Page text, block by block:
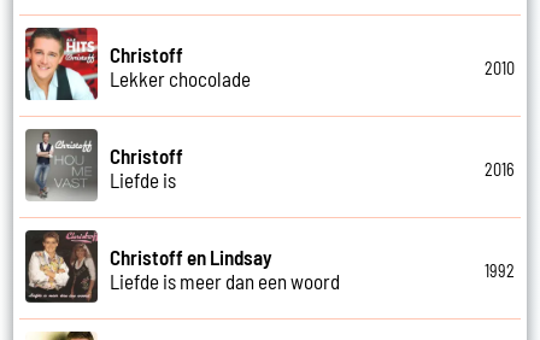
Christoff
Lekker chocolade
2010
Christoff
Liefde is
2016
Christoff en Lindsay
Liefde is meer dan een woord
1992